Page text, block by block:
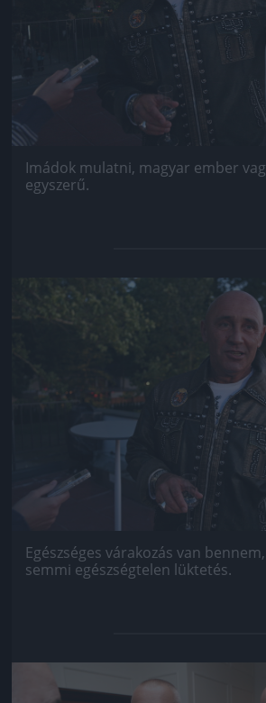
Imádok mulatni, magyar ember
egyszerű.
Jön még kép!
Egészséges várakozás van
semmi egészségtelen lüktetés.
Jön még kép!